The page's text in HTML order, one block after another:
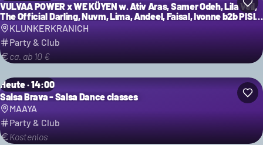
VULVAA POWER x WE KÜYEN w. Ativ Aras, Samer Odeh, Lila Veil,
The Official Darling, Nuvm, Lima, Andeel, Faisal, Ivonne b2b PISI,
LFKN B2B AP Solis uvm.
KLUNKERKRANICH
Party & Club
ca. ab 10 €
Heute · 14:00
Salsa Brava - Salsa Dance classes
MAAYA
Party & Club
Kostenlos